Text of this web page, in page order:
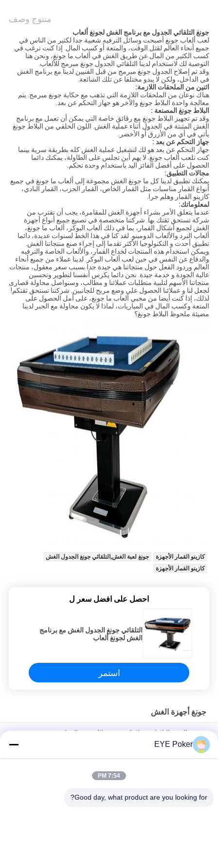
منتوج وصف
جونغ التلقائي الجدول مع برنامج الغش لجونغ ألعاب
لعب ألعاب جونغ أصبحت وسائل الترفيه شعبية جدا لكثير من الناس في
جميع أنحاء العالم لقتل الوقت، والمتعة أو كسب المال. إذا كنت ترغب في
كسب الكثير من المال عن طريق الغش في ألعاب ما جونغ، ونحن هنا
التوصية لك لاستخدام لدينا التلقائي الجدول جونغ مبرمج للألعاب.
وقد تم إصلاح الجدول جونغ مبرمج من قبل الفنيين لدينا مع برنامج الغش
في الداخل، ولكن لا يبدو مختلفا عن تلك الشائعة.
اثنين من الملحقات اللازمة:
هناك نوعان من الملحقات اللازمة التي تذهب مع حكاية جونغ مبرمج. يتم
معالجة واحدة البلاط جونغ والآخر هو جهاز التحكم عن بعد.
البلاط جونغ المصنعة :
وقد تم تجهيز البلاط جونغ مع رقائق خاصة التي يمكن أن تعمل مع برنامج
الغش المثبتة في الجدول أثناء عملية الغش. اللون الخلفي من البلاط جونغ
يأتي في أي من الأزرق أو الأخضر.
جهاز التحكم عن بعد :
جهاز التحكم عن بعد هو لك لتشغيل عملية الغش كله بطريقة سرية بينما
كنت تلعب ألعاب جونغ. لا يهم أين تجلس على الطاولة، يمكنك دائما
الحصول على أفضل الفائز اليد باستخدام وحدة تحكم.
مجالات التطبيق:
يمكنك تطبيق لدينا كل ما جونغ الغش مجموعة إلى ألعاب ما جونغ في جميع
أنواع القمار مناسبات مثل القمار الخاص، القمار الحزب، القمار النادي،
كازينو القمار وهلم جرا.
لمعلوماتك:
عندما يتعلق الأمر بشراء أجهزة الغش للمقامرة، يجب أن تقترب من
شركة تستحق ثقتك بها. شركتنا متخصصة في تصنيع جميع أنواع أجهزة
الغش لجميع أشكال القمار، بما في ذلك ألعاب البوكر، ألعاب ما جونغ،
ألعاب النرد والألعاب الدومينو. لقد كنا في هذا الخط لسنوات عديدة، دائما
تطبيق أحدث و التكنولوجيا الأكثر تقدما إلى إجراء صنع منتجاتنا الغش.
ويمكن استخدام هذه المنتجات لخداع القمار، والألعاب الخاصة والترفيه
والدفاع عن النفس في حين لعب ألعاب البوكر. لدينا عملاء من جميع أنحاء
العالم وردود الفعل حول منتجاتنا هي جيدة جدا بسبب سعر معقول، منتجات
عالية الجودة و خدمة جيدة. نحن دائما يكرس أنفسنا لتطوير وتحسين
منتجاتنا الأسهم لتلبية متطلبات عملائنا و مطالب، وسنواصل محاولة قصارى
لجعل لنا و عملائنا الحصول على وضع مربح للجانبين. شركتنا تستحق ثقتكم!
لذلك، إذا كنت أيضا من محبي ألعاب ما جونغ، على أمل الحصول على
المتعة وكسب المال في المباريات، لماذا لا يكون محاولة مع الحبر لدينا
مضيئة ملحوظ البلاط جونغ؟
كازينو القمار الأجهزة
جونغ لعبة الغش,التلقائي جونغ الجدول الغش
كازينو القمار الأجهزة
احصل على افضل سعر ل
التلقائي جونغ الجدول الغش مع برنامج
الغش لجونغ ألعاب
استمر
جونغ أجهزة الغش
دومينو الغش البلاط مع علامات مضيئة لالدومينو القمار
جونغ أجهزة الغش / الأشعة تحت الحمراء ملحوظ البلاط جونغ للغش
غامبل
الأزرق / الأخضر عودة البلاط جونغ جونغ الأجهزة الغش مع علامات
EYE Poker
7:54 PM
Good day, what product are you looking for?